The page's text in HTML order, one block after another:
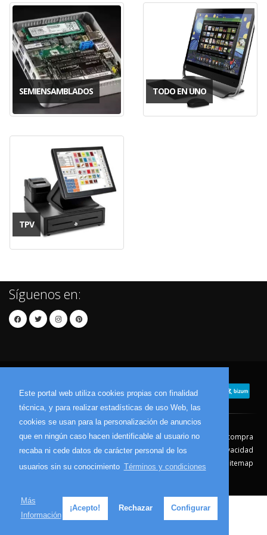
Este portal web utiliza cookies propias con finalidad
técnica, y para realizar estadísticas de uso Web, las
cookies se usan para la personalización de anuncios
que en ningún caso hacen identificable al usuario no
recaba ni cede datos de carácter personal de los
usuarios sin su conocimiento Términos y condiciones
Más
Información
¡Acepto! Rechazar Configurar
SEMIENSAMBLADOS TODO EN UNO
TPV
Síguenos en:
Contacto Aviso Legal
Condiciones de compra
Política de envíos
Política de devolución
Política de Privacidad
Política de Cookies
Sitemap